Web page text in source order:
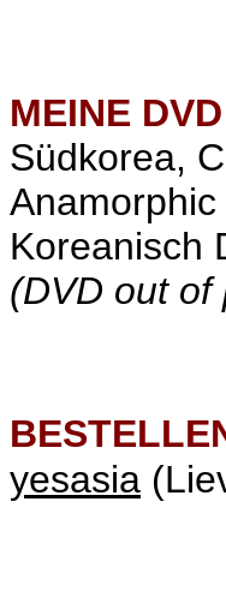
MEINE DVD
Südkorea,
Koreanisch
(DVD out of
yesasia